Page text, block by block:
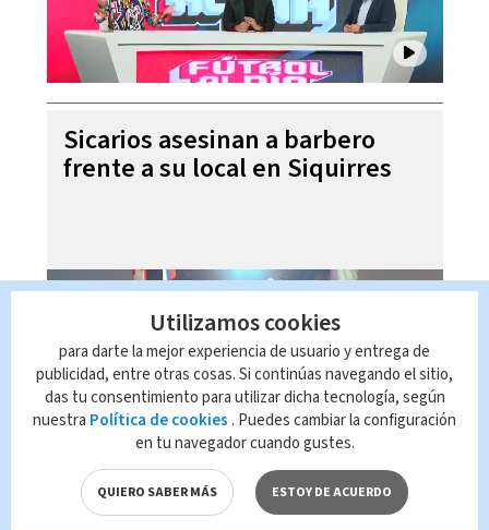
Sicarios asesinan a barbero
frente a su local en Siquirres
Laura Fernández niega ser
dictadora ante críticas de
Utilizamos cookies
para darte la mejor experiencia de usuario y entrega de
publicidad, entre otras cosas. Si continúas navegando el sitio,
das tu consentimiento para utilizar dicha tecnología, según
nuestra Política de cookies . Puedes cambiar la configuración
en tu navegador cuando gustes.
QUIERO SABER MÁS ESTOY DE ACUERDO